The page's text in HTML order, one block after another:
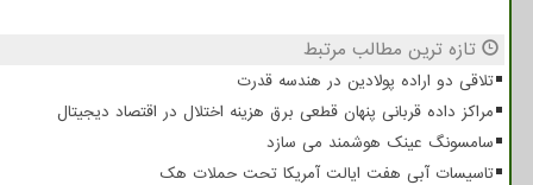
تازه ترین مطالب مرتبط
تلاقی دو اراده پولادین در هندسه قدرت
مراکز داده قربانی پنهان قطعی برق هزینه اختلال در اقتصاد دیجیتال
سامسونگ عینک هوشمند می سازد
تاسیسات آبی هفت ایالت آمریکا تحت حملات هک